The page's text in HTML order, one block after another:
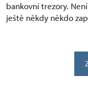
bankovní trezory.
ještě někdy někdo